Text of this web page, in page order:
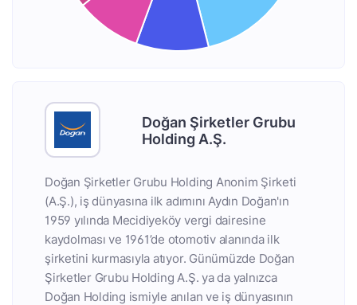
Doğan Şirketler Grubu
Holding A.Ş.
Doğan Şirketler Grubu Holding Anonim Şirketi
(A.Ş.), iş dünyasına ilk adımını Aydın Doğan'ın
1959 yılında Mecidiyeköy vergi dairesine
kaydolması ve 1961’de otomotiv alanında ilk
şirketini kurmasıyla atıyor. Günümüzde Doğan
Şirketler Grubu Holding A.Ş. ya da yalnızca
Doğan Holding ismiyle anılan ve iş dünyasının